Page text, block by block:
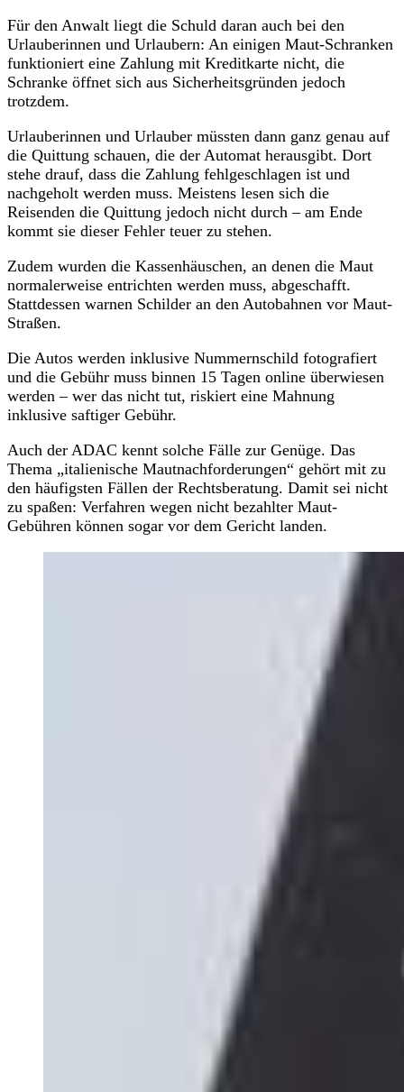
Für den Anwalt liegt die Schuld daran auch bei den
Urlauberinnen und Urlaubern: An einigen Maut-Schranken
funktioniert eine Zahlung mit Kreditkarte nicht, die
Schranke öffnet sich aus Sicherheitsgründen jedoch
trotzdem.
Urlauberinnen und Urlauber müssten dann ganz genau auf
die Quittung schauen, die der Automat herausgibt. Dort
stehe drauf, dass die Zahlung fehlgeschlagen ist und
nachgeholt werden muss. Meistens lesen sich die
Reisenden die Quittung jedoch nicht durch – am Ende
kommt sie dieser Fehler teuer zu stehen.
Zudem wurden die Kassenhäuschen, an denen die Maut
normalerweise entrichten werden muss, abgeschafft.
Stattdessen warnen Schilder an den Autobahnen vor Maut-
Straßen.
Die Autos werden inklusive Nummernschild fotografiert
und die Gebühr muss binnen 15 Tagen online überwiesen
werden – wer das nicht tut, riskiert eine Mahnung
inklusive saftiger Gebühr.
Auch der ADAC kennt solche Fälle zur Genüge. Das
Thema „italienische Mautnachforderungen“ gehört mit zu
den häufigsten Fällen der Rechtsberatung. Damit sei nicht
zu spaßen: Verfahren wegen nicht bezahlter Maut-
Gebühren können sogar vor dem Gericht landen.